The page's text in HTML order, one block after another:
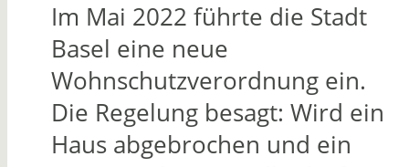
Im Mai 2022 führte die Stadt
Basel eine neue
Wohnschutzverordnung ein.
Die Regelung besagt: Wird ein
Haus abgebrochen und ein